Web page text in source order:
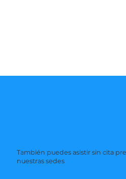
También puedes asistir sin cita
nuestras sedes